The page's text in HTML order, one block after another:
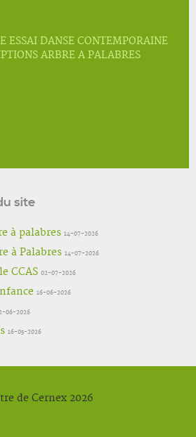
ESSAI DANSE CONTEMPORAINE
ARBRE A PALABRES
site
à palabres 14-07-2026
à Palabres 14-07-2026
CCAS 02-07-2026
16-06-2026
06-2026
16-05-2026
de Cernex 2026